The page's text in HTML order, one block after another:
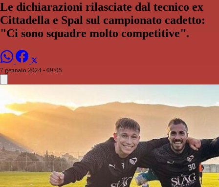
Le dichiarazioni rilasciate dal tecnico ex
Cittadella e Spal sul campionato cadetto:
"Ci sono squadre molto competitive".
7 gennaio 2024 - 09:05